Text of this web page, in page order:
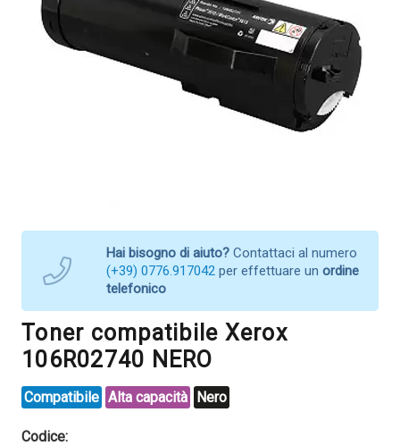
Hai bisogno di aiuto? Contattaci al numero
(+39) 0776.917042 per effettuare un ordine
telefonico
Toner compatibile Xerox
106R02740 NERO
Compatibile Alta capacità Nero
Codice: